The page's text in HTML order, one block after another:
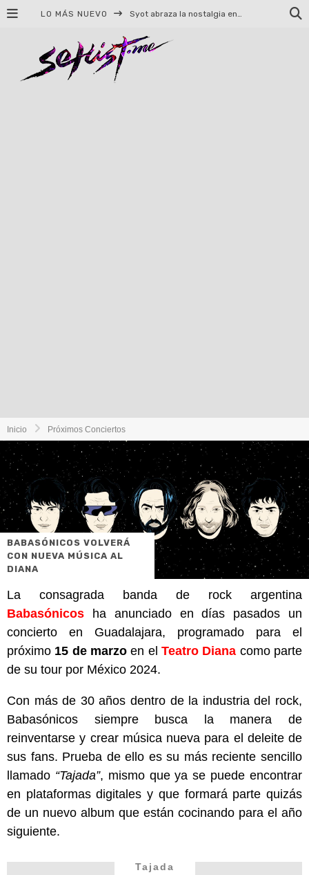
LO MÁS NUEVO
Helloween celebrará 40 años de historia con conciertos en Ciudad de México y Guadalajara
Inicio Próximos Conciertos
BABASÓNICOS VOLVERÁ
CON NUEVA MÚSICA AL
DIANA
La consagrada banda de rock argentina
Babasónicos ha anunciado en días pasados un
concierto en Guadalajara, programado para el
próximo 15 de marzo en elTeatro Diana como parte
de su tour por México 2024.
Con más de 30 años dentro de la industria del rock,
Babasónicos siempre busca la manera de
reinventarse y crear música nueva para el deleite de
sus fans. Prueba de ello es su más reciente sencillo
llamado “Tajada”, mismo que ya se puede encontrar
en plataformas digitales y que formará parte quizás
de un nuevo album que están cocinando para el año
siguiente.
Tajada